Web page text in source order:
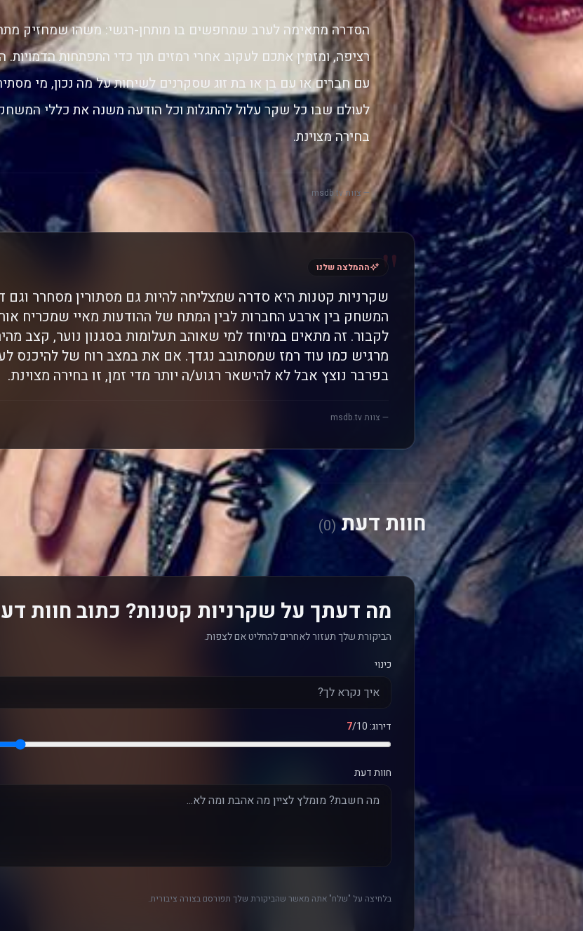
הסדרה מתאימה לערב שמחפשים בו מותחן-רגשי: משהו שמחזיק
רציפה, ומזמין אתכם לעקוב אחרי רמזים תוך כדי התפתחות הדמויות.
עם חברים או עם בן או בת זוג שסקרנים לשיחות על מה נכון, מי
לעולם שבו כל שקר עלול להתגלות וכל הודעה משנה את כללי
בחירה מצוינת.
— צוות msdb.tv
" ההמלצה שלנו
שקרניות קטנות היא סדרה שמצליחה להיות גם מסתורין מסחרר וגם
המשחק בין ארבע החברות לבין המתח של ההודעות מאיי שמכריח
לקבור. זה מתאים במיוחד למי שאוהב תעלומות בסגנון נוער, קצב
מרגיש כמו עוד רמז שמסתובב נגדך. אם את במצב רוח של להיכנס
בפרבר נוצץ אבל לא להישאר רגוע/ה יותר מדי זמן, זו בחירה מצוינת.
— צוות msdb.tv
חוות דעת(0)
מה דעתך על שקרניות קטנות? כתוב חוות
הביקורת שלך תעזור לאחרים להחליט אם לצפות.
כינוי
דירוג: 7/10
חוות דעת
בלחיצה על "שלח" אתה מאשר שהביקורת שלך תפורסם בצורה ציבורית.